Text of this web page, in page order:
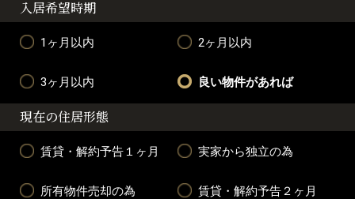
入居希望時期
1ヶ月以内 2ヶ月以内
3ヶ月以内 良い物件があれば
現在の住居形態
賃貸・解約予告１ヶ月 実家から独立の為
所有物件売却の為 賃貸・解約予告２ヶ月